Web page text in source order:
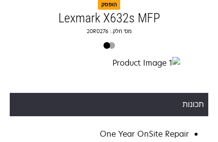
הופסק
Lexmark X632s MFP
מס' חלק.: 20R0276
תכונות
One Year OnSite Repair